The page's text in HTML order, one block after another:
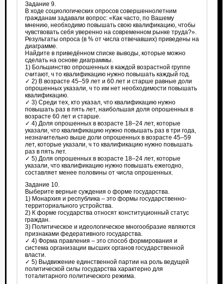
Задание 9.
В ходе социологических опросов совершеннолетним
гражданам задавали вопрос: «Как часто, по Вашему
мнению, необходимо повышать свою квалификацию, чтобы
чувствовать себя уверенно на современном рынке труда?».
Результаты опроса (в % от числа отвечавших) приведены на
диаграмме.
Найдите в приведённом списке выводы, которые можно
сделать на основе диаграммы.
1) Большинство опрошенных в каждой возрастной группе
считают, ч то квалификацию нужно повышать каждый год.
✓ 2) В возрасте 45–59 лет и 60 лет и старше равные доли
опрошенных указали, ч то им нет необходимости повышать
квалификацию.
✓ 3) Среди тех, кто указал, что квалификацию нужно
повышать раз в пять лет, наибольшая доля опрошенных в
возрасте 60 лет и старше.
✓ 4) Доля опрошенных в возрасте 18–24 лет, которые
указали, что квалификацию нужно повышать раз в три года,
незначительно выше доли опрошенных в возрасте 45–59
лет, которые указали, ч то квалификацию нужно повышать
раз в пять лет.
✓ 5) Доля опрошенных в возрасте 18–24 лет, которые
указали, что квалификацию нужно повышать ежегодно,
составляет менее половины от числа опрошенных.
Задание 10.
Выберите верные суждения о форме государства.
1) Монархия и республика – это формы государственно-
территориального устройства.
2) К форме государства относят конституционный статус
граждан.
3) Политическое и идеологическое многообразие являются
признаками федеративного государства.
✓ 4) Форма правления – это способ формирования и
система организации высших органов государственной
власти.
✓ 5) Выдвижение единственной партии на роль ведущей
политической силы государства характерно для
тоталитарного политического режима.